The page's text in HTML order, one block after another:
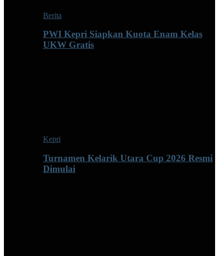
Berita
PWI Kepri Siapkan Kuota Enam Kelas
UKW Gratis
Kepri
Turnamen Kelarik Utara Cup 2026 Resmi
Dimulai